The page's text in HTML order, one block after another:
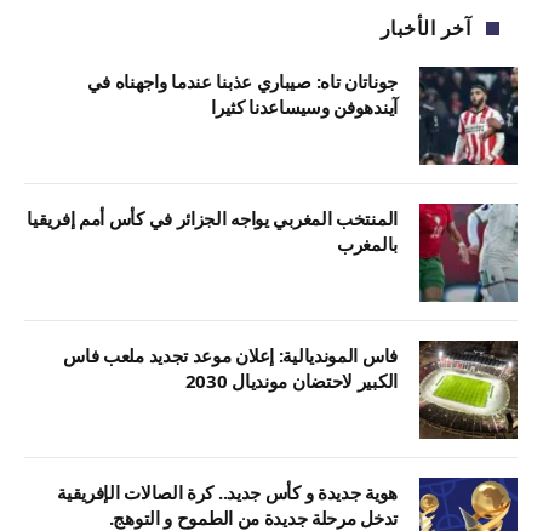
آخر الأخبار
جوناتان تاه: صيباري عذبنا عندما واجهناه في
آيندهوفن وسيساعدنا كثيرا
المنتخب المغربي يواجه الجزائر في كأس أمم إفريقيا
بالمغرب
فاس المونديالية: إعلان موعد تجديد ملعب فاس
الكبير لاحتضان مونديال 2030
هوية جديدة و كأس جديد.. كرة الصالات الإفريقية
تدخل مرحلة جديدة من الطموح و التوهج.